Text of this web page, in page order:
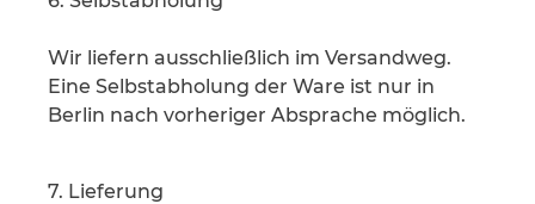
Wir liefern ausschließlich im Versandweg.
Eine Selbstabholung der Ware ist nur in
Berlin nach vorheriger Absprache möglich.
7. Lieferung